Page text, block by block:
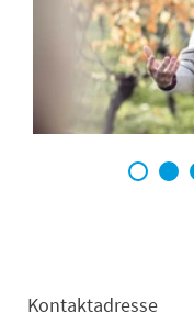
1 2
Kontaktadresse